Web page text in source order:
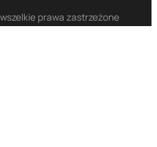
prawa zastrzeżone